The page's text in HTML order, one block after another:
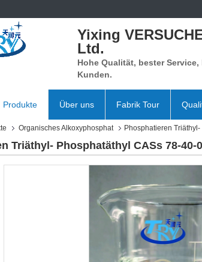
Yixing
Ltd.
Hohe Qualität, bester
Kunden.
Produkte Über uns Fabrik Tour
Organisches Alkoxyphosphat Phosphatieren
Triäthyl- Phosphatäthyl CASs 78-